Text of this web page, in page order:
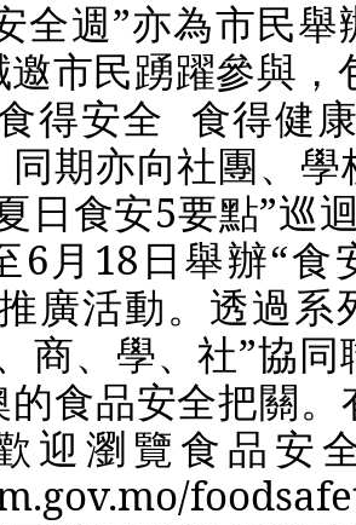
全週”亦為市民舉
市民踴躍參與，
得安全 食得健
期亦向社團、學
日食安5要點”巡
6月 18 日舉辦“食
廣活動。透過系
商、學、社”協同
的食品安全把關。
迎瀏覽食品安